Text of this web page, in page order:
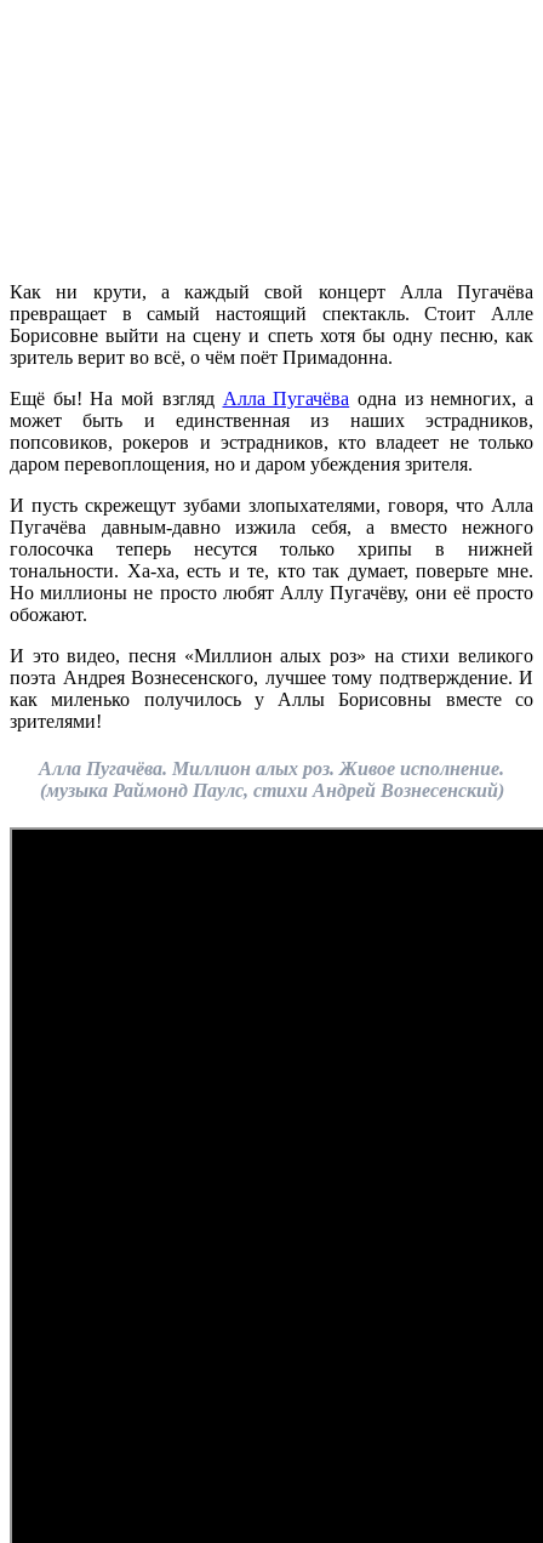
Как ни крути, а каждый свой концерт Алла Пугачёва
превращает в самый настоящий спектакль. Стоит Алле
Борисовне выйти на сцену и спеть хотя бы одну песню, как
зритель верит во всё, о чём поёт Примадонна.
Ещё бы! На мой взгляд Алла Пугачёва одна из немногих, а
может быть и единственная из наших эстрадников,
попсовиков, рокеров и эстрадников, кто владеет не только
даром перевоплощения, но и даром убеждения зрителя.
И пусть скрежещут зубами злопыхателями, говоря, что Алла
Пугачёва давным-давно изжила себя, а вместо нежного
голосочка теперь несутся только хрипы в нижней
тональности. Ха-ха, есть и те, кто так думает, поверьте мне.
Но миллионы не просто любят Аллу Пугачёву, они её просто
обожают.
И это видео, песня «Миллион алых роз» на стихи великого
поэта Андрея Вознесенского, лучшее тому подтверждение. И
как миленько получилось у Аллы Борисовны вместе со
зрителями!
Алла Пугачёва. Миллион алых роз. Живое исполнение.
(музыка Раймонд Паулс, стихи Андрей Вознесенский)